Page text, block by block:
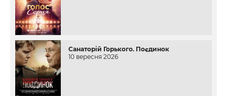
Санаторій Горького. Поєдинок
10 вересня 2026